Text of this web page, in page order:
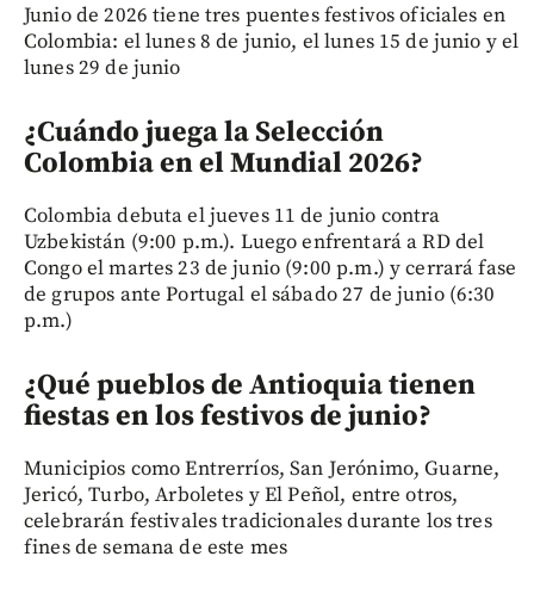
Junio de 2026 tiene tres puentes festivos oficiales en
Colombia: el lunes 8 de junio, el lunes 15 de junio y el
lunes 29 de junio
¿Cuándo juega la Selección
Colombia en el Mundial 2026?
Colombia debuta el jueves 11 de junio contra
Uzbekistán (9:00 p.m.). Luego enfrentará a RD del
Congo el martes 23 de junio (9:00 p.m.) y cerrará fase
de grupos ante Portugal el sábado 27 de junio (6:30
p.m.)
¿Qué pueblos de Antioquia tienen
fiestas en los festivos de junio?
Municipios como Entrerríos, San Jerónimo, Guarne,
Jericó, Turbo, Arboletes y El Peñol, entre otros,
celebrarán festivales tradicionales durante los tres
fines de semana de este mes